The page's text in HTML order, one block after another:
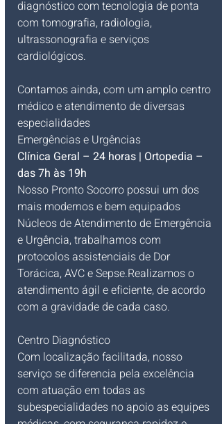
diagnóstico com tecnologia de ponta
com tomografia, radiologia,
ultrassonografia e serviços
cardiológicos.
Contamos ainda, com um amplo centro
médico e atendimento de diversas
especialidades
Emergências e Urgências
Clínica Geral – 24 horas | Ortopedia –
das 7h às 19h
Nosso Pronto Socorro possui um dos
mais modernos e bem equipados
Núcleos de Atendimento de Emergência
e Urgência, trabalhamos com
protocolos assistenciais de Dor
Torácica, AVC e Sepse.Realizamos o
atendimento ágil e eficiente, de acordo
com a gravidade de cada caso.
Centro Diagnóstico
Com localização facilitada, nosso
serviço se diferencia pela excelência
com atuação em todas as
subespecialidades no apoio as equipes